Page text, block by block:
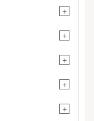
+
+
+
+
+